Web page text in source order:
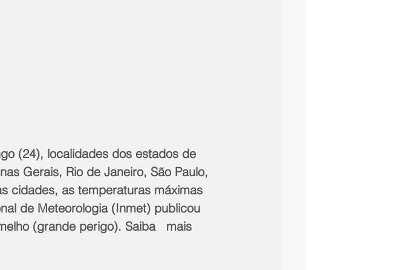
(24), localidades dos estados de
Gerais, Rio de Janeiro, São Paulo,
cidades, as temperaturas máximas
de Meteorologia (Inmet) publicou
(grande perigo). Saiba   mais